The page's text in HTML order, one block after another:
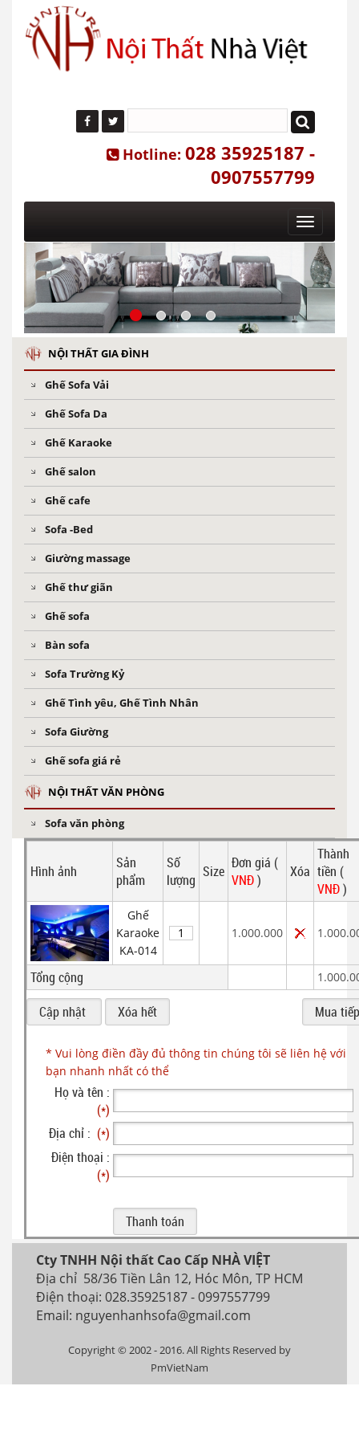
Hotline: 028 35925187 -
0907557799
Toggle
NỘI THẤT GIA ĐÌNH
Ghế Sofa Vải
Ghế Sofa Da
Ghế Karaoke
Ghế salon
Ghế cafe
Sofa -Bed
Giường massage
Ghế thư giãn
Ghế sofa
Bàn sofa
Sofa Trường Kỷ
Ghế Tình yêu, Ghế Tình Nhân
Sofa Giường
Ghế sofa giá rẻ
NỘI THẤT VĂN PHÒNG
Sofa văn phòng
Hình ảnh
Sản
phẩm
Số
lượng Size Đơn giá (
VNĐ) Xóa
Thành
tiền (
VNĐ)
Ghế
Karaoke
KA-014
1.000.000
Tổng cộng
* Vui lòng điền đầy đủ thông tin chúng tôi sẽ liên hệ với
bạn nhanh nhất có thể
Họ và tên :
(*)
Địa chỉ : (*)
Điện thoại :
(*)
Cty TNHH Nội thất Cao Cấp NHÀ VIỆT
Địa chỉ 58/36 Tiền Lân 12, Hóc Môn, TP HCM
Điện thoại: 028.35925187 - 0997557799
Email: nguyenhanhsofa@gmail.com
Copyright © 2002 - 2016. All Rights Reserved by
PmVietNam